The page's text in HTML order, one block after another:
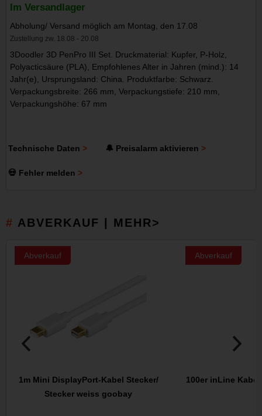
Im Versandlager
Abholung/ Versand möglich am Montag, den 17.08
Zustellung zw. 18.08 - 20.08
3Doodler 3D PenPro III Set. Druckmaterial: Kupfer, P-Holz,
Polyacticsäure (PLA), Empfohlenes Alter in Jahren (mind.): 14
Jahr(e), Ursprungsland: China. Produktfarbe: Schwarz.
Verpackungsbreite: 266 mm, Verpackungstiefe: 210 mm,
Verpackungshöhe: 67 mm
Technische Daten 🔔 Preisalarm aktivieren
💀 Fehler melden
ABVERKAUF | MEHR>
Abverkauf
1m Mini DisplayPort-Kabel Stecker/
Stecker weiss goobay
Abverkauf
100er inLine